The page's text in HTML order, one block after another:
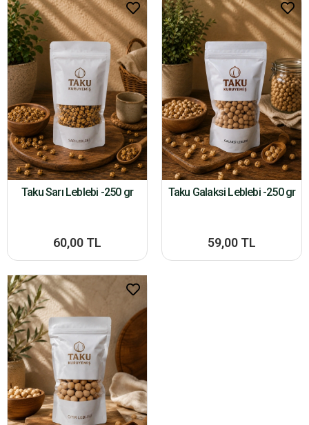
Taku Sarı Leblebi -250 gr
60,00 TL
Taku Galaksi Leblebi -250 gr
59,00 TL